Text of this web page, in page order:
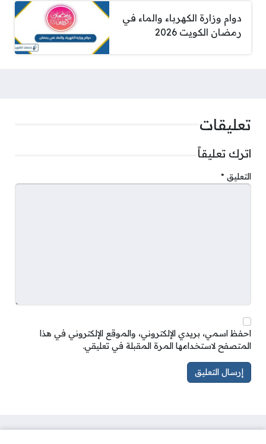
دوام وزارة الكهرباء والماء في
رمضان الكويت 2026
تعليقات
اترك تعليقاً
التعليق *
احفظ اسمي، بريدي الإلكتروني، والموقع الإلكتروني في هذا
المتصفح لاستخدامها المرة المقبلة في تعليقي.